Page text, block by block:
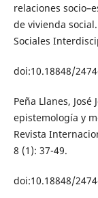
relaciones
de vivienda
Sociales
doi:10.18848/
Peña Llanes,
epistemología y
Revista
8 (1): 37-49.
doi:10.18848/